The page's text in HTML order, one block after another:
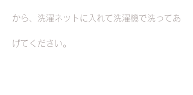
から、洗濯ネットに入れて洗濯機で洗ってあ
げてください。